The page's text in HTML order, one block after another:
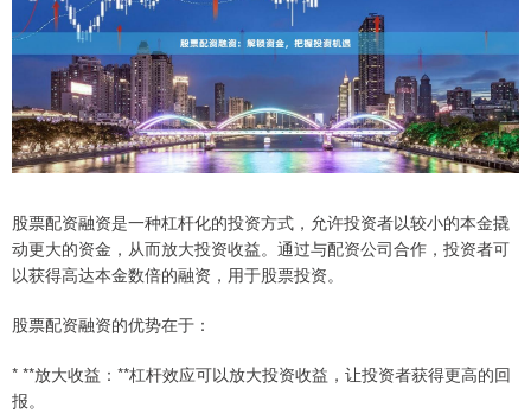
股票配资融资是一种杠杆化的投资方式，允许投资者以较小的本金撬
动更大的资金，从而放大投资收益。通过与配资公司合作，投资者可
以获得高达本金数倍的融资，用于股票投资。
股票配资融资的优势在于：
* **放大收益：**杠杆效应可以放大投资收益，让投资者获得更高的回
报。